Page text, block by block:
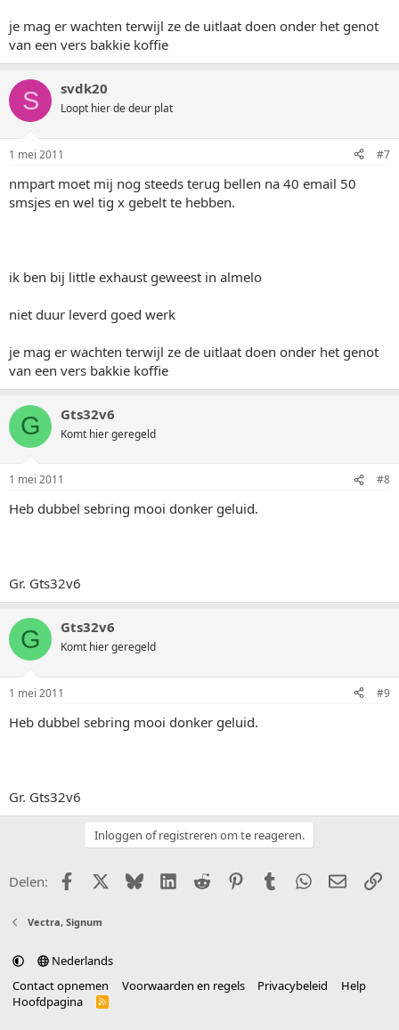
je mag er wachten terwijl ze de uitlaat doen onder het genot
van een vers bakkie koffie
S svdk20
Loopt hier de deur plat
1 mei 2011 #7
nmpart moet mij nog steeds terug bellen na 40 email 50
smsjes en wel tig x gebelt te hebben.
ik ben bij little exhaust geweest in almelo
niet duur leverd goed werk
je mag er wachten terwijl ze de uitlaat doen onder het genot
van een vers bakkie koffie
G Gts32v6
Komt hier geregeld
1 mei 2011 #8
Heb dubbel sebring mooi donker geluid.
Gr. Gts32v6
G Gts32v6
Komt hier geregeld
1 mei 2011 #9
Heb dubbel sebring mooi donker geluid.
Gr. Gts32v6
Inloggen of registreren om te reageren.
Delen: FacebookX (Twitter)
BlueskyLinkedIn
Reddit PinterestTumblr WhatsApp
E-mail
Vectra, Signum
Nederlands
Contact opnemen
Voorwaarden en regels Privacybeleid
Help
Hoofdpagina
R